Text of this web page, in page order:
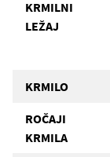
KRMILNI
LEŽAJ
KRMILO
ROČAJI
KRMILA